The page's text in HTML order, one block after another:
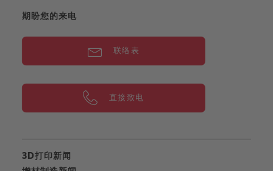
期盼您的来电
联络表
直接致电
3D打印新闻